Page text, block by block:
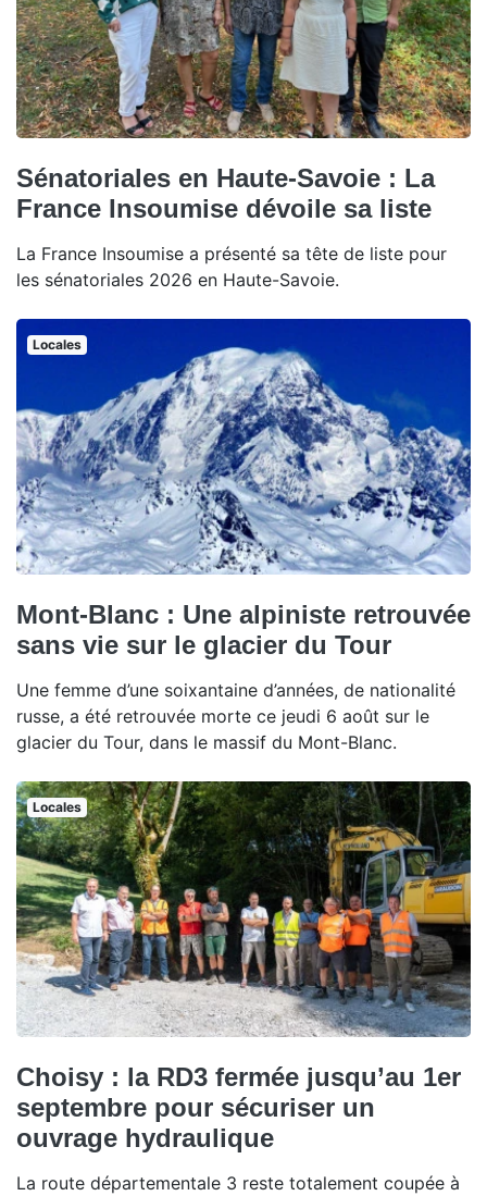
Sénatoriales en Haute-Savoie : La
France Insoumise dévoile sa liste
La France Insoumise a présenté sa tête de liste pour
les sénatoriales 2026 en Haute-Savoie.
Locales
Mont-Blanc : Une alpiniste retrouvée
sans vie sur le glacier du Tour
Une femme d’une soixantaine d’années, de nationalité
russe, a été retrouvée morte ce jeudi 6 août sur le
glacier du Tour, dans le massif du Mont-Blanc.
Locales
Choisy : la RD3 fermée jusqu’au 1er
septembre pour sécuriser un
ouvrage hydraulique
La route départementale 3 reste totalement coupée à